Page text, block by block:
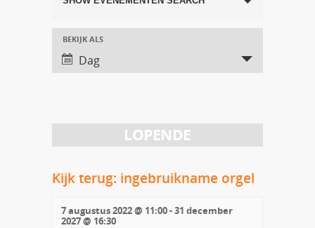
and
Views
Evenement
Views
BEKIJK ALS
Dag
LOPENDE
Kijk terug: ingebruikname orgel
7 augustus 2022 @ 11:00-31 december
2027 @ 16:30